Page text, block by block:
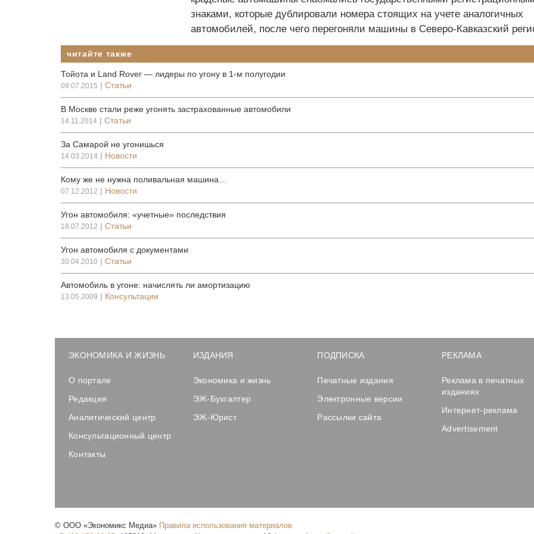
знаками, которые дублировали номера стоящих на учете аналогичных
автомобилей, пос­ле чего перегоняли ­машины в Северо-Кавказский
читайте также
Тойота и Land Rover — лидеры по угону в 1-м полугодии
09.07.2015 | Статьи
В Москве стали реже угонять застрахованные автомобили
14.11.2014 | Статьи
За Самарой не угонишься
14.03.2014 | Новости
Кому же не нужна поливальная машина…
07.12.2012 | Новости
Угон автомобиля: «учетные» последствия
18.07.2012 | Статьи
Угон автомобиля с документами
30.04.2010 | Статьи
Автомобиль в угоне: начислять ли амортизацию
13.05.2009 | Консультации
ЭКОНОМИКА И ЖИЗНЬ
О портале
Редакция
Аналитический центр
Консультационный центр
Контакты
ИЗДАНИЯ
Экономика и жизнь
ЭЖ-Бухгалтер
ЭЖ-Юрист
ПОДПИСКА
Печатные издания
Электронные версии
Рассылки сайта
РЕКЛАМА
Реклама в печатных
изданиях
Интернет-реклама
Advertisement
© ООО «Экономикс Медиа» Правила использования материалов